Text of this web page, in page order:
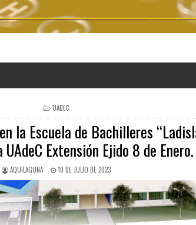
POSTED
IN
UADEC
la Escuela de Bachilleres
UAdeC Extensión Ejido 8 de Enero.
AQUILAGUNA 10 DE JULIO DE 2023